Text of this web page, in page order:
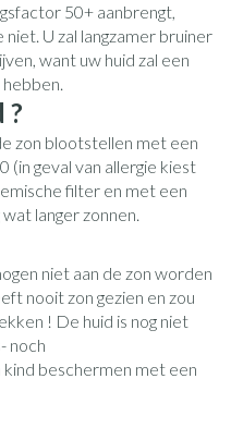
50+ aanbrengt,
U zal langzamer bruiner
want uw huid zal een
?
zon blootstellen met een
(in geval van allergie kiest
filter en met een
langer zonnen.
niet aan de zon worden
nooit zon gezien en zou
! De huid is nog niet
noch
kind beschermen met een